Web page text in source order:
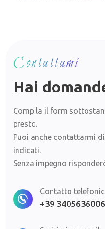
Contattami
Hai
Compila il form
presto.
Puoi anche contattarmi
indicati.
Senza impegno
Contatto
+39 3405636006